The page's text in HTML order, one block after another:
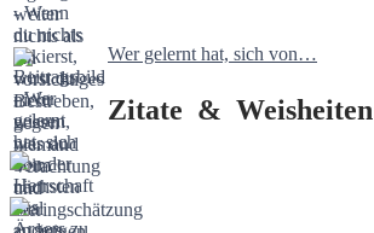
Wer gelernt hat, sich von…
Zitate & Weisheiten